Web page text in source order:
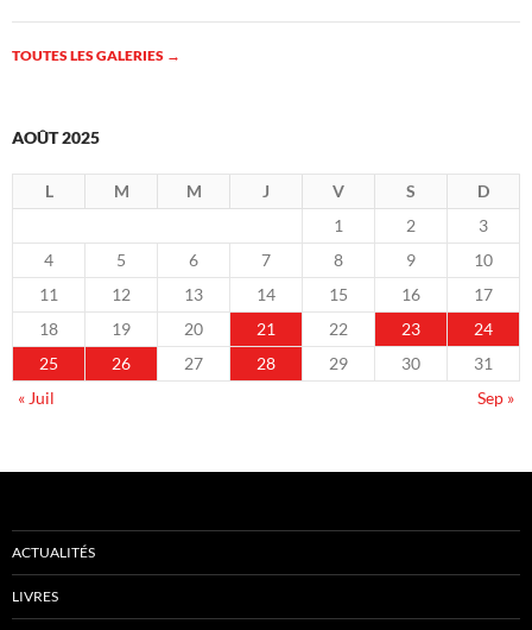
TOUTES LES GALERIES →
AOÛT 2025
L M M J V S
D
1
2
3
4
5 6 7 8 9
10
11
12 13 14 15 16
17
18
19 20 21 22 23
24
25
26 27 28 29 30
31
« Juil
Sep »
ACTUALITÉS
LIVRES